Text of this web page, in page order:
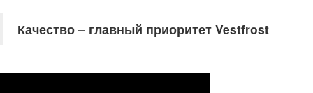
Качество – главный приоритет Vestfrost